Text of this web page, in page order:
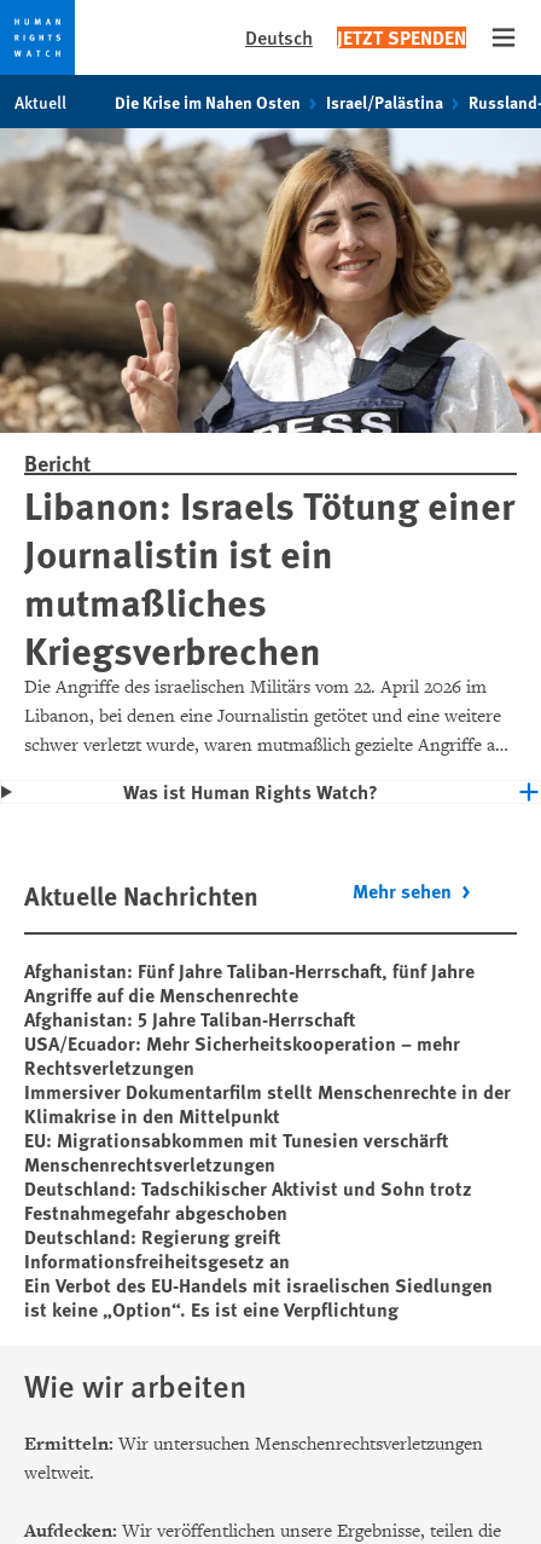
Skip
to
cookie
privacy
notice
Skip
to
main
content
Deutsch JETZT SPENDEN
Aktuell Die Krise im Nahen Osten Israel/Palästina
Bericht
Libanon: Israels Tötung einer
Journalistin ist ein
mutmaßliches
Kriegsverbrechen
Die Angriffe des israelischen Militärs vom 22. April 2026 im
Libanon, bei denen eine Journalistin getötet und eine weitere
schwer verletzt wurde, waren mutmaßlich gezielte Angriffe auf
machen würde.Was ist Human Rights Watch?
Aktuelle Nachrichten Mehr sehen
Afghanistan: Fünf Jahre Taliban-Herrschaft, fünf Jahre
Angriffe auf die Menschenrechte
Afghanistan: 5 Jahre Taliban-Herrschaft
USA/Ecuador: Mehr Sicherheitskooperation – mehr
Rechtsverletzungen
Immersiver Dokumentarfilm stellt Menschenrechte in der
Klimakrise in den Mittelpunkt
EU: Migrationsabkommen mit Tunesien verschärft
Menschenrechtsverletzungen
Deutschland: Tadschikischer Aktivist und Sohn trotz
Festnahmegefahr abgeschoben
Deutschland: Regierung greift
Informationsfreiheitsgesetz an
Ein Verbot des EU-Handels mit israelischen Siedlungen
ist keine „Option“. Es ist eine Verpflichtung
Wie wir arbeiten
Ermitteln: Wir untersuchen Menschenrechtsverletzungen
weltweit.
Aufdecken: Wir veröffentlichen unsere Ergebnisse, teilen die